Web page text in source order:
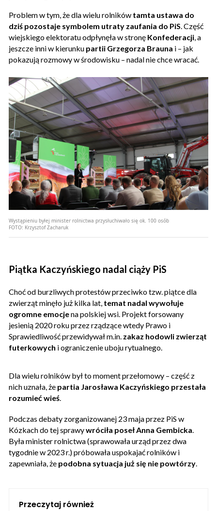
Problem w tym, że dla wielu rolników tamta ustawa do
dziś pozostaje symbolem utraty zaufania do PiS . Część
wiejskiego elektoratu odpłynęła w stronę Konfederacji , a
jeszcze inni w kierunku partii Grzegorza Brauna i – jak
pokazują rozmowy w środowisku – nadal nie chce wracać.
Wystąpieniu byłej minister rolnictwa przysłuchiwało się ok. 100 osób
FOTO: Krzysztof Zacharuk
Piątka Kaczyńskiego nadal ciąży PiS
Choć od burzliwych protestów przeciwko tzw. piątce dla
zwierząt minęło już kilka lat, temat nadal wywołuje
ogromne emocjena polskiej wsi. Projekt forsowany
jesienią 2020 roku przez rządzące wtedy Prawo i
Sprawiedliwość przewidywał m.in. zakaz hodowli zwierząt
futerkowych i ograniczenie uboju rytualnego.
Dla wielu rolników był to moment przełomowy – część z
nich uznała, że partia Jarosława Kaczyńskiego przestała
rozumieć wieś.
Podczas debaty zorganizowanej 23 maja przez PiS w
Kózkach do tej sprawywróciła poseł Anna Gembicka.
Była minister rolnictwa (sprawowała urząd przez dwa
tygodnie w 2023 r.) próbowała uspokajać rolników i
zapewniała, że podobna sytuacja już się nie powtórzy.
Przeczytaj również